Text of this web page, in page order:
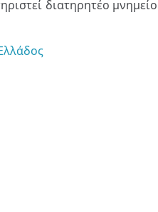
διατηρητέο μνημείο